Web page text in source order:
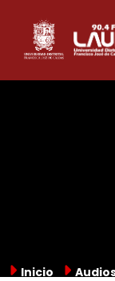
contenido
principal
Inicio